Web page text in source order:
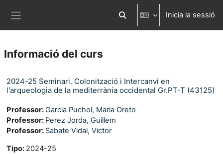
Commuta l'entrada de la cerca
Inicia la sessió
Informació del curs
2024-25 Seminari. Colonització i Intercanvi en
l'arqueologia de la mediterrània occidental Gr.PT-T (43125)
Professor:Garcia Puchol, Maria Oreto
Professor: Perez Jorda, Guillem
Professor: Sabate Vidal, Victor
Tipo: 2024-25